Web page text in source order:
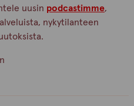
uusin podcastimme,
nykytilanteen